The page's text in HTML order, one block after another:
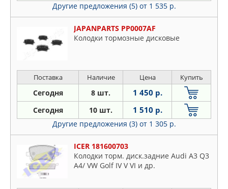
Другие предложения (5) от 1 535 р.
JAPANPARTS PP0007AF
Колодки тормозные дисковые
Поставка Наличие Цена Купить
Сегодня 8 шт. 1 450 р.
Сегодня 10 шт. 1 510 р.
Другие предложения (3) от 1 305 р.
ICER 181600703
Колодки торм. диск.задние Audi A3 Q3
A4/ VW Golf IV V VI и др.